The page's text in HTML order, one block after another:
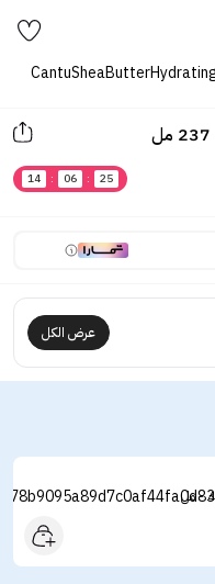
14 : 06 :
25
عرض الكل